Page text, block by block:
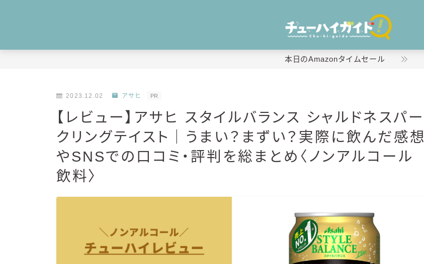
氷結
氷結 無糖
氷結 ストロング
麒麟特製サワー
本日のAmazonタイムセール
2023.12.02 アサヒ PR
【レビュー】アサヒ スタイルバランス シャルドネスパー
クリングテイスト｜うまい？まずい？実際に飲んだ感想
やSNSでの口コミ・評判を総まとめ〈ノンアルコール
飲料〉